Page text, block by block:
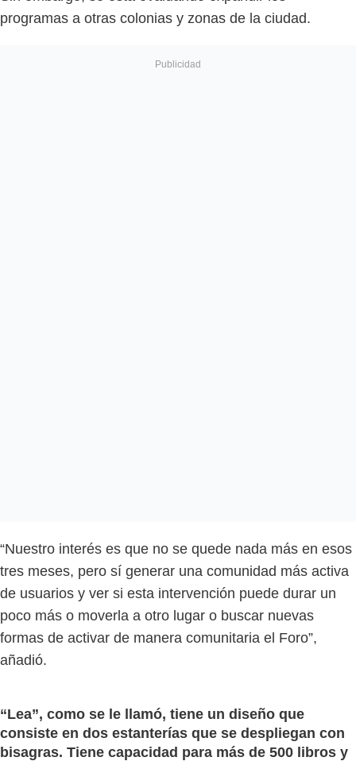
programas a otras colonias y zonas de la ciudad.
“Nuestro interés es que no se quede nada más en esos
tres meses, pero sí generar una comunidad más activa
de usuarios y ver si esta intervención puede durar un
poco más o moverla a otro lugar o buscar nuevas
formas de activar de manera comunitaria el Foro”,
añadió.
“Lea”, como se le llamó, tiene un diseño que
consiste en dos estanterías que se despliegan con
bisagras. Tiene capacidad para más de 500 libros y